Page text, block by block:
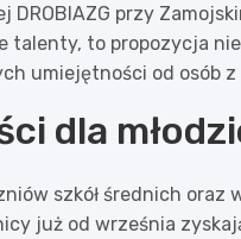
DROBIAZG przy
talenty, to propozycja
umiejętności od osób
dla
szkół średnich oraz
już od września